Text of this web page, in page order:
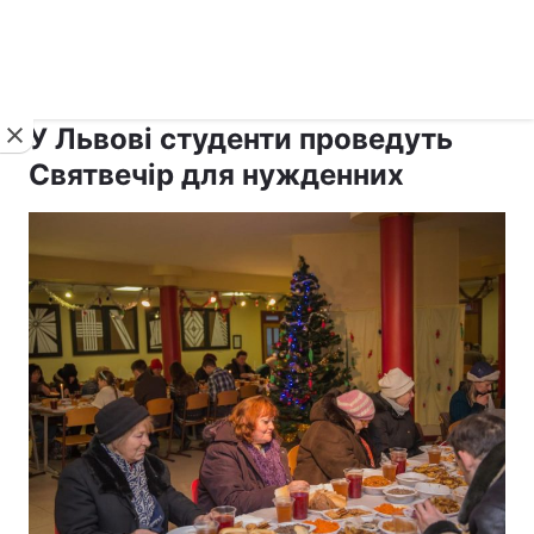
У Львові студенти проведуть
Святвечір для нужденних